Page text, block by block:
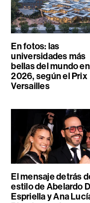
En fotos: las
universidades más
bellas del mundo en
2026, según el Prix
Versailles
El mensaje detrás
estilo de Abelardo
Espriella y Ana